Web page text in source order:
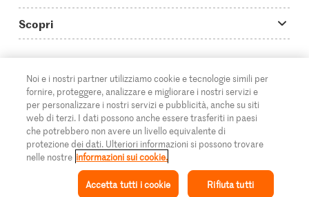
Collezione Il mio Migusto Menu
Piatti principali
Ricette semplici & veloci
Ricette al forno
Ricette per famiglie & bambini
Tutte le ricette
Storie
Video How to
Login Migusto
Rivista Migusto
Concorsi
Guida alle abbreviazioni
Contatti
Pubblicità
Impressum
Informazioni legali
Protezione dei dati
Scopri
Migros Online
A proposito della Migros
Filiali
Cumulus
Rivista Azione
© 2026 Federazione delle cooperative Migros
Noi e i nostri partner utilizziamo cookie e tecnologie simili per
fornire, proteggere, analizzare e migliorare i nostri servizi e
per personalizzare i nostri servizi e pubblicità, anche su siti
web di terzi. I dati possono anche essere trasferiti in paesi
che potrebbero non avere un livello equivalente di
protezione dei dati. Ulteriori informazioni si possono trovare
nelle nostre informazioni sui cookie.
Rifiuta tutti
Accetta tutti i cookie